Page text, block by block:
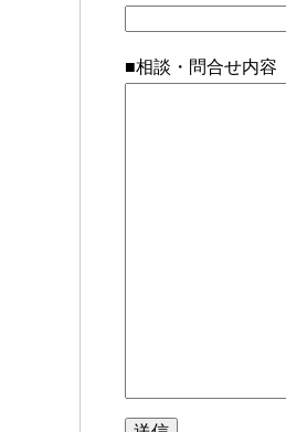
■相談・問合せ内容